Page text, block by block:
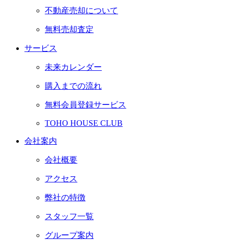
不動産売却について
無料売却査定
サー ビス
未来カレンダー
購入までの流れ
無料会員登録サービス
TOHO HOUSE CLUB
会社案内
会社概要
アクセス
弊社の特徴
スタッフ一覧
グループ案内